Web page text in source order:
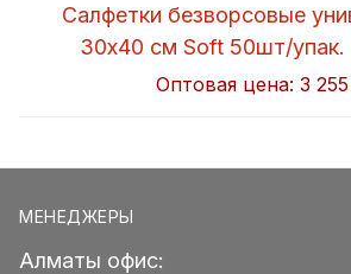
Салфетки безворсовые
30x40 см Soft 50шт/упак.
Оптовая цена: 3 255
МЕНЕДЖЕРЫ
Алматы офис: